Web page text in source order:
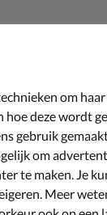
Plus
€ 62,99
om
hoe deze wordt
gebruik
om
te maken. Je
Meer